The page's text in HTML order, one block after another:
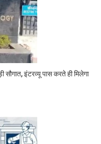
इंटरव्यू पास करते ही मिलेगा